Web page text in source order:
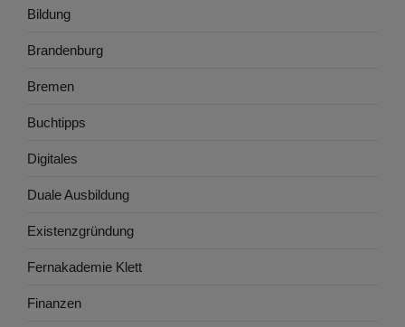
Bildung
Brandenburg
Bremen
Buchtipps
Digitales
Duale Ausbildung
Existenzgründung
Fernakademie Klett
Finanzen